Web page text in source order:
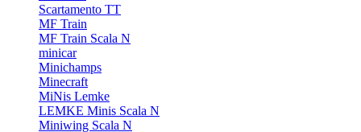
Scartamento TT
MF Train
MF Train Scala N
minicar
Minichamps
Minecraft
MiNis Lemke
LEMKE Minis Scala N
Miniwing Scala N